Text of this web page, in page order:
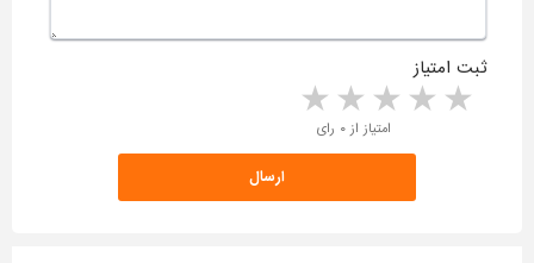
ثبت امتیاز
4 stars 3 stars 2 stars 1 star امتیاز از ۰ رای